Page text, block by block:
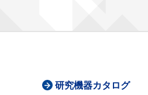
研究機器カタログ